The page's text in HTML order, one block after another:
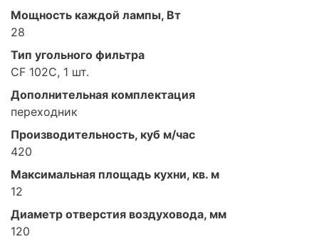
Мощность каждой лампы, Вт
28
Тип угольного фильтра
CF 102C, 1 шт.
Дополнительная комплектация
переходник
Производительность, куб м/час
420
Максимальная площадь кухни, кв. м
12
Диаметр отверстия воздуховода, мм
120